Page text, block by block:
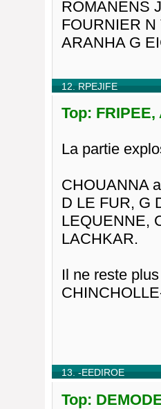
ROMANENS
FOURNIER
ARANHA G
12. RPEJIFE
Top:
La partie
CHOUANNA
D LE FUR, G
LEQUENNE,
LACHKAR.
Il ne reste
13. -EEDIROE
Top: